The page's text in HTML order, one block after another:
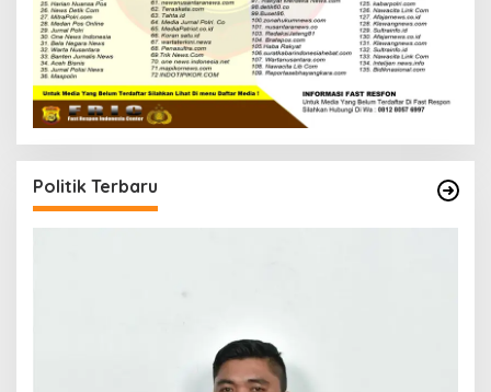
Politik Terbaru